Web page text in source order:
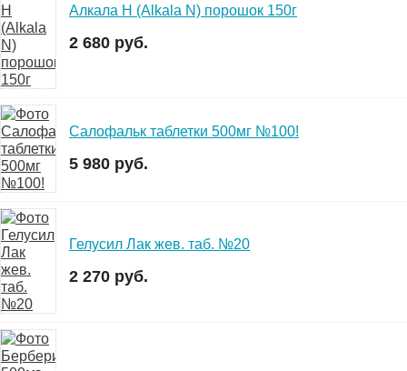
Алкала Н (Alkala N) порошок 150г
2 680 руб.
Салофальк таблетки 500мг №100!
5 980 руб.
Гелусил Лак жев. таб. №20
2 270 руб.